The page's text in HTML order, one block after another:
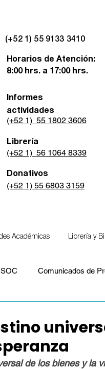
(+52 1) 55 9133 3410
Horarios de Atención:
8:00 hrs. a 17:00 hrs.
Informes
actividades
(+52 1) 55 1802 3606
Librería
(+52 1) 56 1064 8339
Donativos
(+52 1) 55 6803 3159
Académicas Librería y
Comunicados de
Cristianismo y
de los bienes y la